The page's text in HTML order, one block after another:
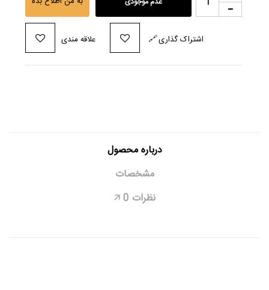
علاقه مندی 🔗اشتراک گذاری
درباره محصول
مشخصات
نظرات 0
🡥